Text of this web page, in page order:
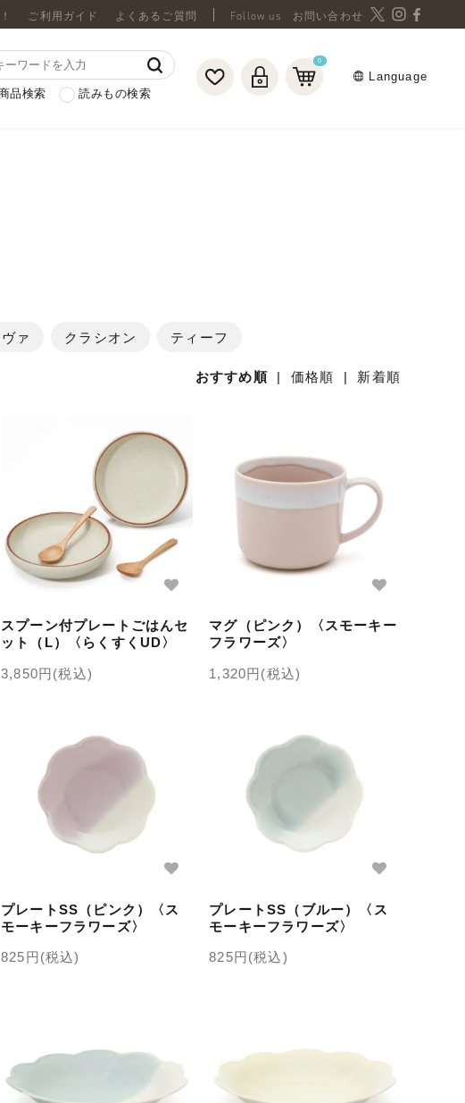
ご利用ガイド よくあるご質問 お問い合わせ
品検索 読みもの検索
0
Language
ヴァ クラシオン ティーフ
おすすめ順| 価格順 | 新着順
スプーン付プレートごはんセ
ット（L）〈らくすくUD〉
3,850円(税込)
マグ（ピンク）〈スモーキー
フラワーズ〉
1,320円(税込)
プレートSS（ピンク）〈ス
モーキーフラワーズ〉
825円(税込)
プレートSS（ブルー）〈ス
モーキーフラワーズ〉
825円(税込)